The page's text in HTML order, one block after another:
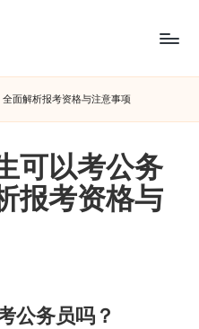
面解析报考资格与注意事项
可以考公务
报考资格与
公务员吗？